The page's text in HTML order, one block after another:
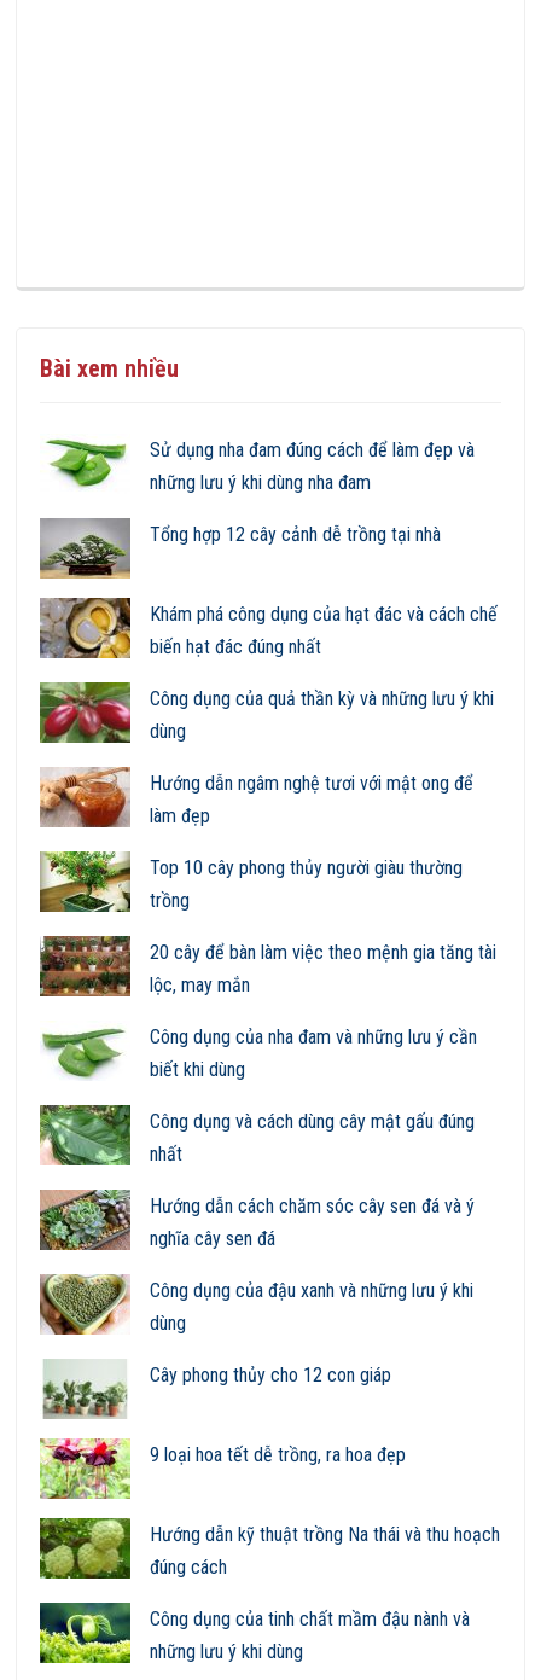
Bài xem nhiều
Sử dụng nha đam đúng cách để làm đẹp và
những lưu ý khi dùng nha đam
Tổng hợp 12 cây cảnh dễ trồng tại nhà
Khám phá công dụng của hạt đác và cách chế
biến hạt đác đúng nhất
Công dụng của quả thần kỳ và những lưu ý khi
dùng
Hướng dẫn ngâm nghệ tươi với mật ong để
làm đẹp
Top 10 cây phong thủy người giàu thường
trồng
20 cây để bàn làm việc theo mệnh gia tăng tài
lộc, may mắn
Công dụng của nha đam và những lưu ý cần
biết khi dùng
Công dụng và cách dùng cây mật gấu đúng
nhất
Hướng dẫn cách chăm sóc cây sen đá và ý
nghĩa cây sen đá
Công dụng của đậu xanh và những lưu ý khi
dùng
Cây phong thủy cho 12 con giáp
9 loại hoa tết dễ trồng, ra hoa đẹp
Hướng dẫn kỹ thuật trồng Na thái và thu hoạch
đúng cách
Công dụng của tinh chất mầm đậu nành và
những lưu ý khi dùng